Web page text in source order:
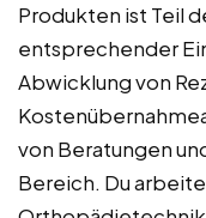
Produkten ist Teil
entsprechender
Abwicklung von
von Beratungen
Bereich. Du